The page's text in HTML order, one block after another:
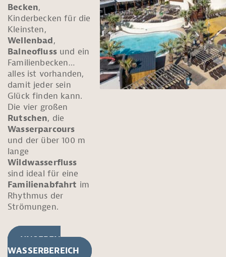
Becken,
Kinderbecken für die
Kleinsten,
Wellenbad,
Balneoflussund ein
Familienbecken…
alles ist vorhanden,
damit jeder sein
Glück finden kann.
Die vier großen
Rutschen, die
Wasserparcours
und der über 100 m
lange
Wildwasserfluss
sind ideal für eine
Familienabfahrt im
Rhythmus der
Strömungen.
UNSEREN
WASSERBEREICH